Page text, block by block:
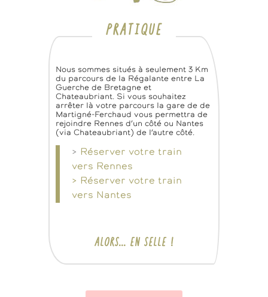
PRATIQUE
Nous sommes situés à seulement 3 Km
du parcours de la Régalante entre La
Guerche de Bretagne et
Chateaubriant. Si vous souhaitez
arrêter là votre parcours la gare de de
Martigné-Ferchaud vous permettra de
rejoindre Rennes d’un côté ou Nantes
(via Chateaubriant) de l’autre côté.
> Réserver votre train
vers Rennes
> Réserver votre train
vers Nantes
ALORS… EN SELLE !